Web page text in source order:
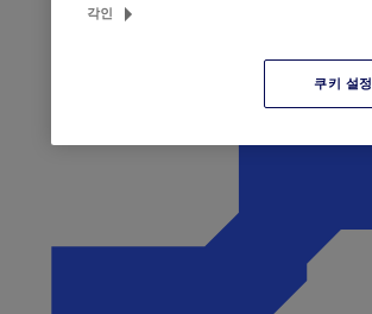
각인
쿠키 설정